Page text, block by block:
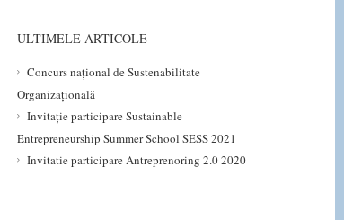
ULTIMELE ARTICOLE
Concurs național de Sustenabilitate
Organizațională
Invitație participare Sustainable
Entrepreneurship Summer School SESS 2021
Invitatie participare Antreprenoring 2.0 2020